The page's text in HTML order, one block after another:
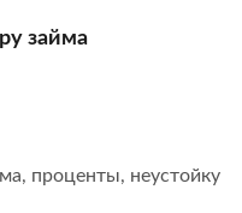
займа
проценты, неустойку